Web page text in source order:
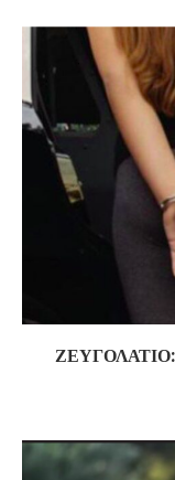
ΖΕΥΓΟΛΑΤΙΟ: